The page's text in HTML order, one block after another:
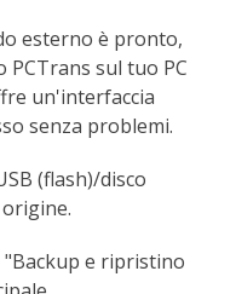
esterno è pronto,
PCTrans sul tuo PC
un'interfaccia
senza problemi.
(flash)/disco
"Backup e ripristino